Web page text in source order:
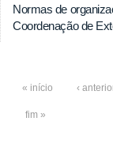
Normas de
Coordenação de
« início ‹
fim »